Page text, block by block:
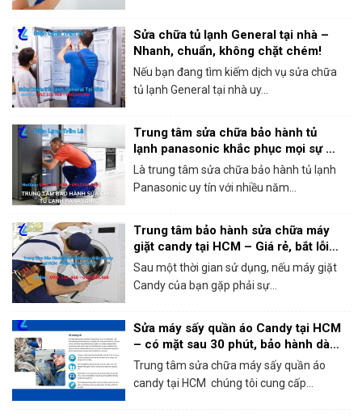
Sửa chữa tủ lạnh General tại nhà –
Nhanh, chuẩn, không chặt chém!
Nếu bạn đang tìm kiếm dịch vụ sửa chữa
tủ lạnh General tại nhà uy...
Trung tâm sửa chữa bảo hành tủ
lạnh panasonic khắc phục mọi sự cố
trong 1 lần gọi
Là trung tâm sửa chữa bảo hành tủ lạnh
Panasonic uy tín với nhiều năm...
Trung tâm bảo hành sửa chữa máy
giặt candy tại HCM – Giá rẻ, bắt lỗi
chính xác 100%
Sau một thời gian sử dụng, nếu máy giặt
Candy của bạn gặp phải sự...
Sửa máy sấy quần áo Candy tại HCM
– có mặt sau 30 phút, bảo hành dài
hạn!
Trung tâm sửa chữa máy sấy quần áo
candy tại HCM chúng tôi cung cấp...